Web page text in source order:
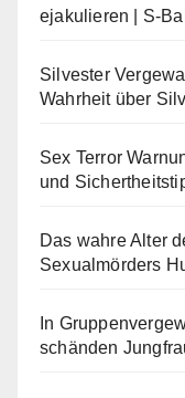
ejakulieren | S-
Silvester
Wahrheit über
Sex Terror
und
Das wahre Alter
Sexualmörders
In
schänden